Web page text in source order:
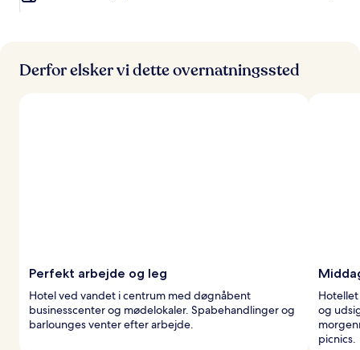
Derfor elsker vi dette overnatningssted
Perfekt arbejde og leg
Hotel ved vandet i centrum med døgnåbent
businesscenter og mødelokaler. Spabehandlinger og
barlounges venter efter arbejde.
og
picnics.